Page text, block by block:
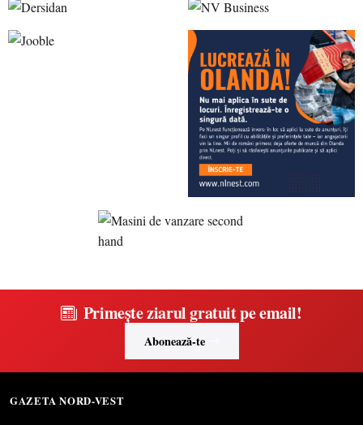
Primește ziarul gratuit pe email!
Abonează-te
GAZETA NORD-VEST